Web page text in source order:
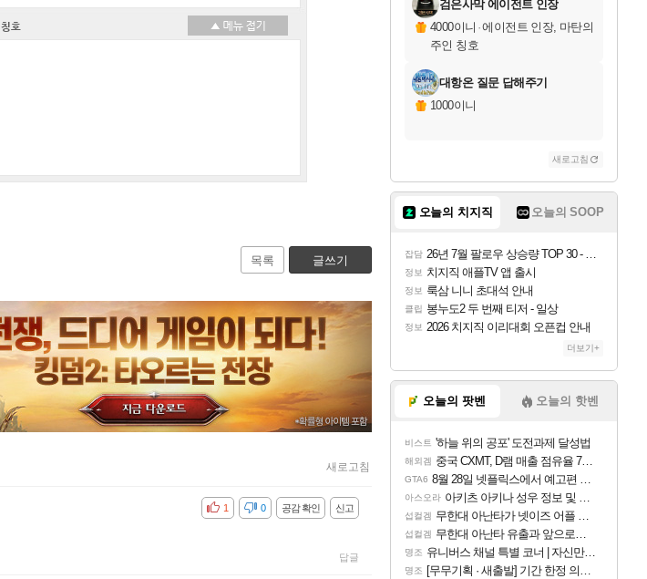
칭호
목록 글쓰기
새로고침
신고
공감 확인
비공감 0
1
답글
검은사막 에이전트 인장
4000이니 ·에이전트 인장, 마탄의
주인 칭호
대항온 질문 답해주기
1000이니
새로고침
오늘의 치지직 오늘의 SOOP
잡담 26년 7월 팔로우 상승량 TOP 30 - 월간 치지직
정보 치지직 애플TV 앱 출시
정보 룩삼 니니 초대석 안내
클립 봉누도2 두 번째 티저 - 일상
정보 2026 치지직 이리대회 오픈컵 안내
더보기+
오늘의 팟벤 오늘의 핫벤
비스트 '하늘 위의 공포' 도전과제 달성법
해외겜 중국 CXMT, D램 매출 점유율 7%…글로벌 4위로 부상
GTA6 8월 28일 넷플릭스에서 예고편 공개 예정
아스오라 아키츠 아키나 성우 정보 및 주요 필모
섭컬겜 무한대 아난타가 넷이즈 어플 달력에 일정 등록
섭컬겜 무한대 아난타 유출과 앞으로의 예상 (루머)
명조 유니버스 채널 특별 코너 | 자신만의 스타일
명조 [무무기획 · 새출발] 기간 한정 의뢰 이벤트